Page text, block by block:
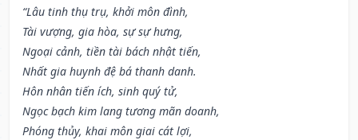
“Lâu tinh thụ trụ, khởi môn đình,
Tài vượng, gia hòa, sự sự hưng,
Ngoại cảnh, tiền tài bách nhật tiến,
Nhất gia huynh đệ bá thanh danh.
Hôn nhân tiến ích, sinh quý tử,
Ngọc bạch kim lang tương mãn doanh,
Phóng thủy, khai môn giai cát lợi,